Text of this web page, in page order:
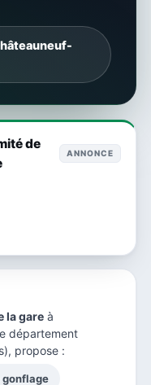
de
ANNONCE
la gare à
département
propose :
gonflage